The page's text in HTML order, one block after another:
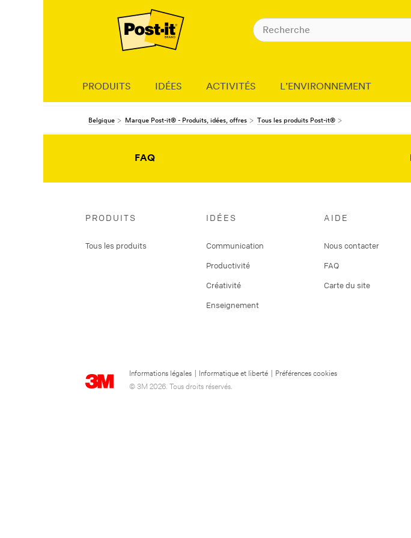
PRODUITS IDÉES ACTIVITÉS L’ENVIRONNEMENT
Belgique Marque Post-it® - Produits, idées, offres Tous les produits Post-it®
FAQ
PRODUITS
Tous les produits
IDÉES
Communication
Productivité
Créativité
Enseignement
AIDE
Nous contacter
FAQ
Carte du site
Informations légales Informatique et liberté
Préférences cookies
© 3M 2026. Tous droits réservés.